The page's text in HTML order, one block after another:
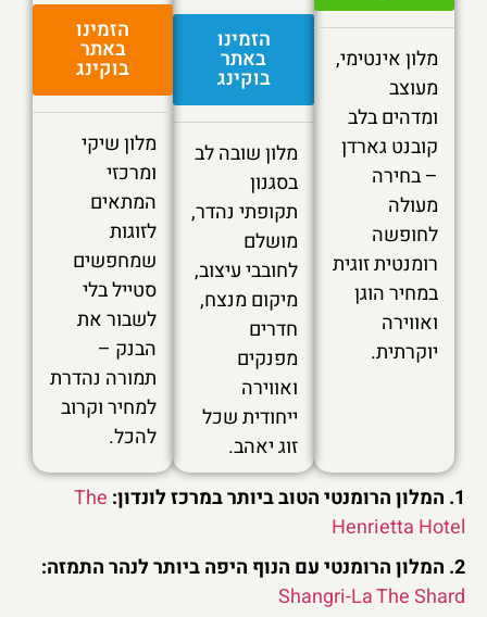
הזמינו
באתר
בוקינג
מלון שובה לב
בסגנון
תקופתי נהדר,
מושלם
לחובבי עיצוב,
מיקום מנצח,
חדרים
מפנקים
ואווירה
ייחודית שכל
זוג יאהב.
מלון אינטימי,
מעוצב
ומדהים בלב
קובנט גארדן
– בחירה
מעולה
לחופשה
רומנטית זוגית
במחיר הוגן
ואווירה
יוקרתית.
הזמינו
באתר
בוקינג
מלון שיקי
ומרכזי
המתאים
לזוגות
שמחפשים
סטייל בלי
לשבור את
הבנק –
תמורה נהדרת
למחיר וקרוב
להכל.
The
Henrietta
Shangri-La The